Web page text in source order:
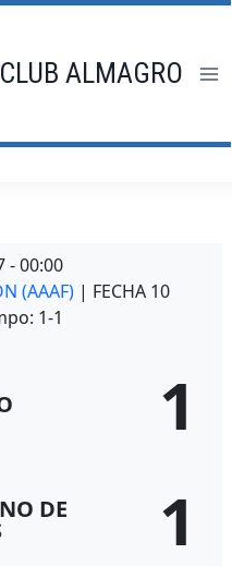
ALMAGRO
- 00:00
(AAAF) | FECHA 10
1-1
1
DE 1